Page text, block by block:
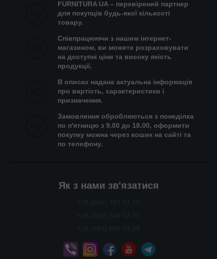
FURNITURA UA – перевірений партнер
для покупців будь-якої кількості
товару.
Співпрацюючи з нашим інтернет-
магазином, ви можете розраховувати
на доступні ціни та високу якість
продукції.
В описах надана актуальна інформація
про вартість, характеристики і
призначення.
Замовлення обробляються з понеділка
по п'ятницю з 9.00 до 18.00, оформити
покупку можна через кошик на сайті та
по телефону.
Як з нами зв'язатися